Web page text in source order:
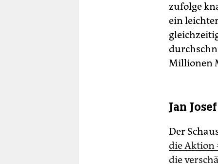
zufolge
ein
Millionen
Jan
Der
die Aktion
die